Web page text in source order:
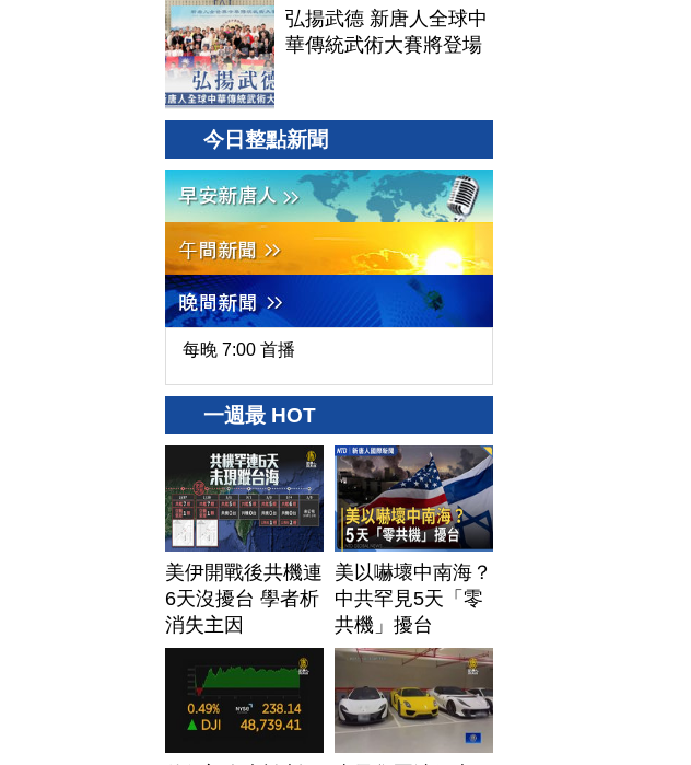
弘揚武德 新唐人全球中
華傳統武術大賽將登場
今日整點新聞
每晚 7:00 首播
一週最 HOT
美伊開戰後共機連
6天沒擾台 學者析
消失主因
美以嚇壞中南海？
中共罕見5天「零
共機」擾台